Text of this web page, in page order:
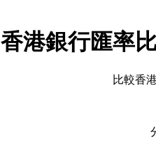
香港銀行匯率
比較香